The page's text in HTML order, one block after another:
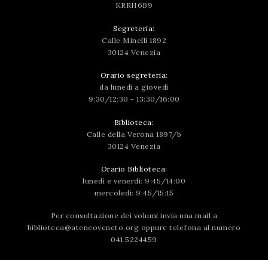
KRRH6B9
Segreteria:
Calle Minelli 1892
30124 Venezia
Orario segreteria:
da lunedì a giovedì
9:30/12:30 - 13:30/16:00
Biblioteca:
Calle della Verona 1897/b
30124 Venezia
Orario Biblioteca:
lunedì e venerdì: 9:45/14:00
mercoledì: 9:45/15:15
Per consultazione dei volumi invia una mail a
biblioteca@ateneoveneto.org oppure telefona al numero
041 5224459